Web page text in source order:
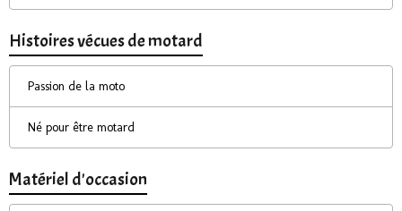
Histoires vécues de motard
Passion de la moto
Né pour être motard
Matériel d'occasion